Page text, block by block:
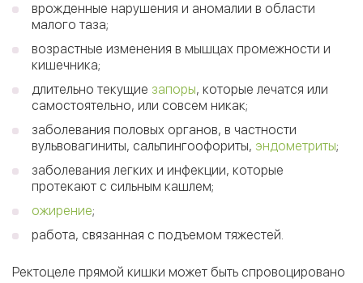
врожденные нарушения и аномалии в области
малого таза;
возрастные изменения в мышцах промежности и
кишечника;
длительно текущие запоры, которые лечатся или
самостоятельно, или совсем никак;
заболевания половых органов, в частности
вульвовагиниты, сальпингоофориты, эндометриты;
заболевания легких и инфекции, которые
протекают с сильным кашлем;
ожирение;
работа, связанная с подъемом тяжестей.
Ректоцеле прямой кишки может быть спровоцировано